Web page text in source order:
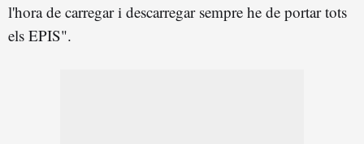
l'hora de carregar i descarregar sempre he de portar tots
els EPIS".